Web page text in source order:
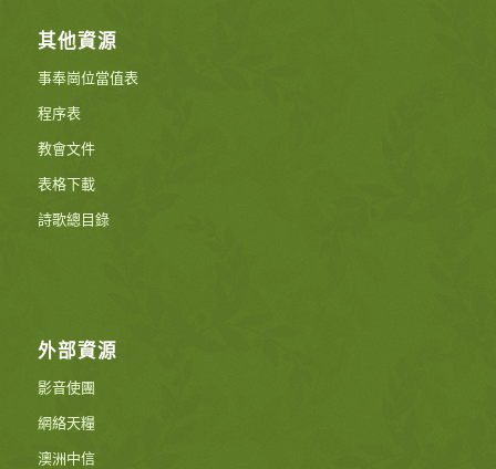
其他資源
事奉崗位當值表
程序表
教會文件
表格下載
詩歌總目錄
外部資源
影音使團
網絡天糧
澳洲中信